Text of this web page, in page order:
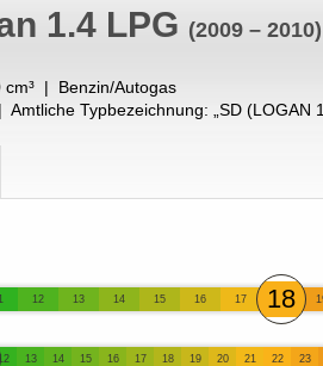
1.4 LPG (2009 – 2010)
cm³ | Benzin/Autogas
Amtliche Typbezeichnung: „ SD (LOGAN
12 13 14 15 16 17 18
12 13 14 15 16 17 18 19 20 21 22 23